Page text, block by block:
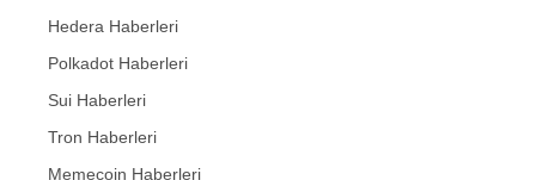
Hedera Haberleri
Polkadot Haberleri
Sui Haberleri
Tron Haberleri
Memecoin Haberleri